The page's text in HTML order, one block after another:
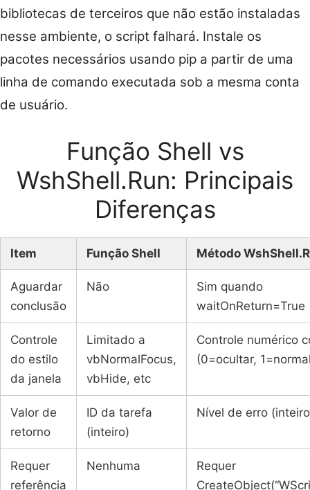
bibliotecas de terceiros que não estão instaladas
nesse ambiente, o script falhará. Instale os
pacotes necessários usando pip a partir de uma
linha de comando executada sob a mesma conta
de usuário.
Função Shell vs
WshShell.Run: Principais
Diferenças
Item Função Shell Método
Aguardar
conclusão
Não
Sim quando
waitOnReturn=True
Controle
do estilo
da janela
Limitado a
vbNormalFocus,
vbHide, etc
Controle numérico
(0=ocultar,
Valor de
retorno
ID da tarefa
(inteiro)
Nível de erro
Requer
referência
Nenhuma
Requer